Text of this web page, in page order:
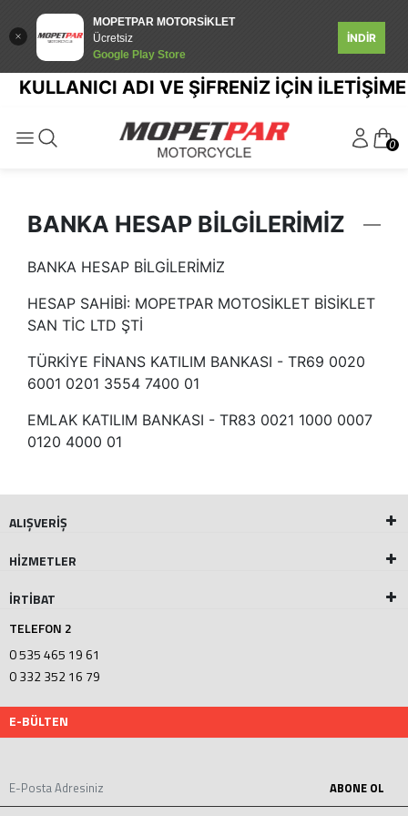
MOPETPAR MOTORSİKLET
Ücretsiz
Google Play Store
İNDİR
KULLANICI ADI VE ŞİFRENİZ İÇİN
0
BANKA HESAP BİLGİLERİMİZ
BANKA HESAP BİLGİLERİMİZ
HESAP SAHİBİ: MOPETPAR MOTOSİKLET BİSİKLET
SAN TİC LTD ŞTİ
TÜRKİYE FİNANS KATILIM BANKASI - TR69 0020
6001 0201 3554 7400 01
EMLAK KATILIM BANKASI - TR83 0021 1000 0007
0120 4000 01
ALIŞVERİŞ
HİZMETLER
İRTİBAT
TELEFON 2
0 535 465 19 61
0 332 352 16 79
E-BÜLTEN
ABONE OL